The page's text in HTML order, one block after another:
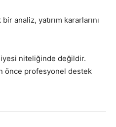
analiz, yatırım kararlarını
niteliğinde değildir.
önce profesyonel destek